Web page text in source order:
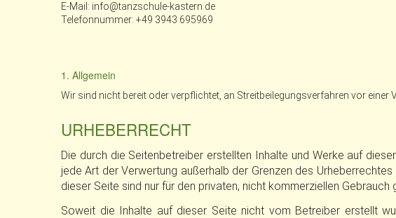
E-Mail: info@tanzschule-kastern.de
Telefonnummer: +49 3943 695969
1. Allgemein
Wir sind nicht bereit oder verpflichtet, an Streitbeilegungsverfahren vor
URHEBERRECHT
Die durch die Seitenbetreiber erstellten Inhalte und Werke auf
jede Art der Verwertung außerhalb der Grenzen des
dieser Seite sind nur für den privaten, nicht kommerziellen Gebrauch
Soweit die Inhalte auf dieser Seite nicht vom Betreiber erstellt